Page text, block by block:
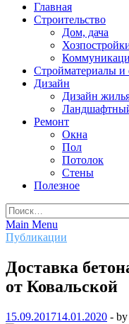
Главная
Строительство
Дом, дача
Стройматериалы и
Дизайн
Дизайн
Ремонт
Окна
Пол
Потолок
Стены
Полезное
Найти:
Main Menu
Публикации
Доставка
от Ковальской
15.09.201714.01.2020 - by